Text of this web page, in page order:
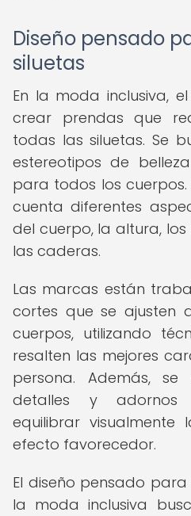
Diseño pensado
siluetas
En la moda inclusiva,
crear prendas que
todas las siluetas. Se
estereotipos de
para todos los
cuenta diferentes
del cuerpo, la altura,
las caderas.
Las marcas están
cortes que se ajusten
cuerpos, utilizando
resalten las mejores
persona. Además, se
detalles y adornos
equilibrar
efecto favorecedor.
El diseño pensado
la moda inclusiva